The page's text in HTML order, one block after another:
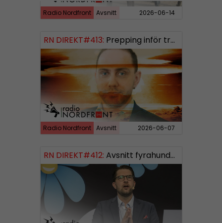
Radio Nordfront Avsnitt 2026-06-14
RN DIREKT#413: Prepping inför tredje världskriget
Radio Nordfront Avsnitt 2026-06-07
RN DIREKT#412: Avsnitt fyrahundratolv SWISH: 0700738064